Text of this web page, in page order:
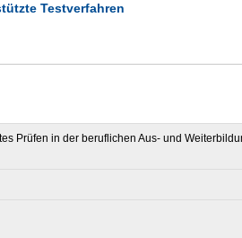
Testverfahren
Prüfen in der beruflichen Aus- und